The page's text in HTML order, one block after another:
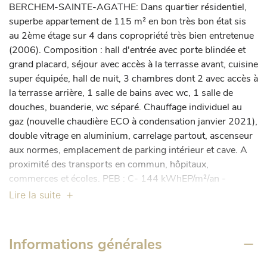
BERCHEM-SAINTE-AGATHE: Dans quartier résidentiel,
superbe appartement de 115 m² en bon très bon état sis
au 2ème étage sur 4 dans copropriété très bien entretenue
(2006). Composition : hall d'entrée avec porte blindée et
grand placard, séjour avec accès à la terrasse avant, cuisine
super équipée, hall de nuit, 3 chambres dont 2 avec accès à
la terrasse arrière, 1 salle de bains avec wc, 1 salle de
douches, buanderie, wc séparé. Chauffage individuel au
gaz (nouvelle chaudière ECO à condensation janvier 2021),
double vitrage en aluminium, carrelage partout, ascenseur
aux normes, emplacement de parking intérieur et cave. A
proximité des transports en commun, hôpitaux,
commerces et écoles. PEB : C- 144 kWhEP/m²/an -
Emissions de CO2 : 30. Prix : 325.000 € + 22.000 €
touche personnelle qui en fera un véritable petit bijou !
Infos et visites uniquement sur rendez-vous CENTURY 21
Lire la suite
Informations générales